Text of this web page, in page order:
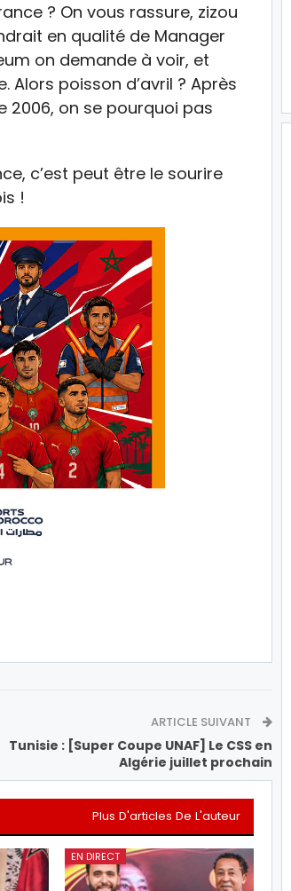
? On vous rassure, zizou
en qualité de Manager
on demande à voir, et
poisson d’avril ? Après
2006, on se pourquoi pas
c’est peut être le sourire
!
ARTICLE SUIVANT
Tunisie : [Super Coupe UNAF] Le CSS en
Algérie juillet prochain
Plus D'articles De L'auteur
EN DIRECT